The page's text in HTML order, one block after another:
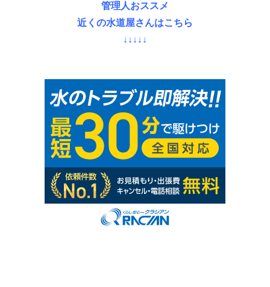
管理人おススメ
近くの水道屋さんはこちら
↓↓↓↓↓